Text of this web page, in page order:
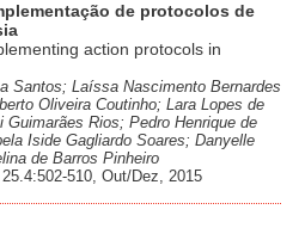
de protocolos de
action protocols in
Santos; Laíssa Nascimento Bernardes
Oliveira Coutinho; Lara Lopes de
Guimarães Rios; Pedro Henrique de
Iside Gagliardo Soares; Danyelle
de Barros Pinheiro
510, Out/Dez, 2015